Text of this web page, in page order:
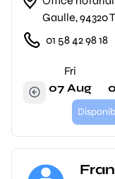
Gaulle, 94320
01 58 42 98 18
Fri
07 Aug